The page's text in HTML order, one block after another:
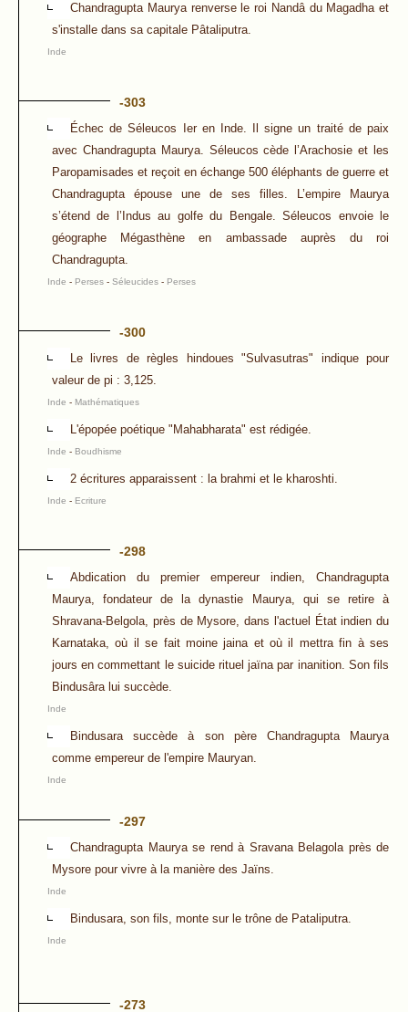
Chandragupta Maurya renverse le roi Nandâ du Magadha et
s'installe dans sa capitale Pâtaliputra.
Inde
-303
Échec de Séleucos Ier en Inde. Il signe un traité de paix
avec Chandragupta Maurya. Séleucos cède l’Arachosie et les
Paropamisades et reçoit en échange 500 éléphants de guerre et
Chandragupta épouse une de ses filles. L’empire Maurya
s’étend de l’Indus au golfe du Bengale. Séleucos envoie le
géographe Mégasthène en ambassade auprès du roi
Chandragupta.
Inde - Perses - Séleucides - Perses
-300
Le livres de règles hindoues "Sulvasutras" indique pour
valeur de pi : 3,125.
Inde - Mathématiques
L'épopée poétique "Mahabharata" est rédigée.
Inde - Boudhisme
2 écritures apparaissent : la brahmi et le kharoshti.
Inde - Ecriture
-298
Abdication du premier empereur indien, Chandragupta
Maurya, fondateur de la dynastie Maurya, qui se retire à
Shravana-Belgola, près de Mysore, dans l'actuel État indien du
Karnataka, où il se fait moine jaina et où il mettra fin à ses
jours en commettant le suicide rituel jaïna par inanition. Son fils
Bindusâra lui succède.
Inde
Bindusara succède à son père Chandragupta Maurya
comme empereur de l'empire Mauryan.
Inde
-297
Chandragupta Maurya se rend à Sravana Belagola près de
Mysore pour vivre à la manière des Jaïns.
Inde
Bindusara, son fils, monte sur le trône de Pataliputra.
Inde
-273